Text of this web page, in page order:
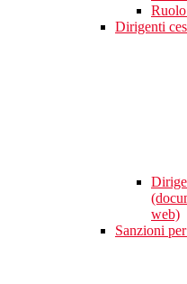
Dirigenti
web)
Sanzioni